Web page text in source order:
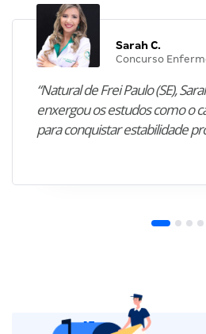
Sarah C.
Concurso
“Natural de Frei Paulo (SE),
enxergou os estudos como o
para conquistar estabilidade